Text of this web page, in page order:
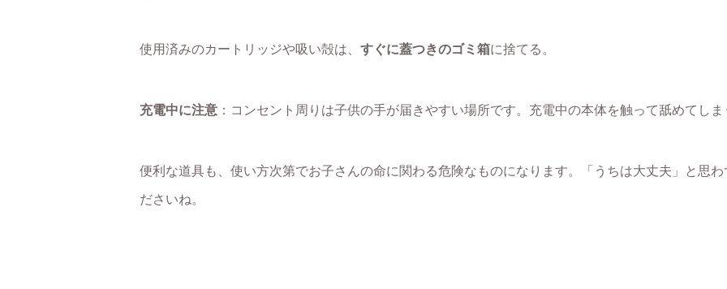
使用済みのカートリッジや吸い殻は、 すぐに蓋つきのゴミ箱に捨てる。
充電中に注意 ：コンセント周りは子供の手が届きやすい場所です。充電中の本体を触って舐めてし
便利な道具も、使い方次第でお子さんの命に関わる危険なものになります。「うちは大丈夫」と思
ださいね。